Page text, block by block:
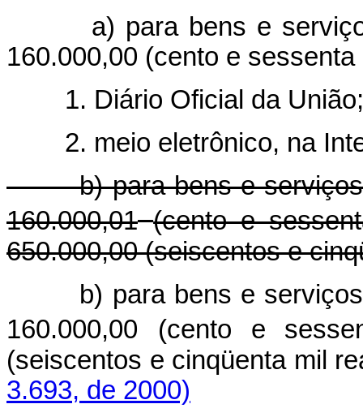
a) para bens e serviços
160.000,00 (cento e
1. Diário Oficial da
2. meio eletrônico, na
b) para bens e serviços
160.000,01 (cento e
650.000,00 (seiscentos e
b) para bens e
160.000,00
(cento e
(seiscentos e cinqüenta mil
3.693, de 2000)